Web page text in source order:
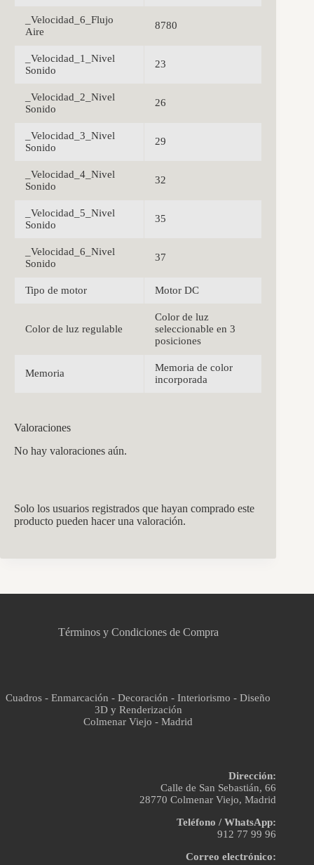
_Velocidad_6_Flujo
Aire
8780
_Velocidad_1_Nivel
Sonido
23
_Velocidad_2_Nivel
Sonido
26
_Velocidad_3_Nivel
Sonido
29
_Velocidad_4_Nivel
Sonido
32
_Velocidad_5_Nivel
Sonido
35
_Velocidad_6_Nivel
Sonido
37
Tipo de motor Motor DC
Color de luz regulable
Color de luz
seleccionable en 3
posiciones
Memoria
Memoria de color
incorporada
Valoraciones
No hay valoraciones aún.
Solo los usuarios registrados que hayan comprado este
producto pueden hacer una valoración.
Términos y Condiciones de Compra
Cuadros - Enmarcación - Decoración - Interiorismo - Diseño
3D y Renderización
Colmenar Viejo - Madrid
Dirección:
Calle de San Sebastián, 66
28770 Colmenar Viejo, Madrid
Teléfono / WhatsApp:
912 77 99 96
Correo electrónico:
Asistente virtual · En línea